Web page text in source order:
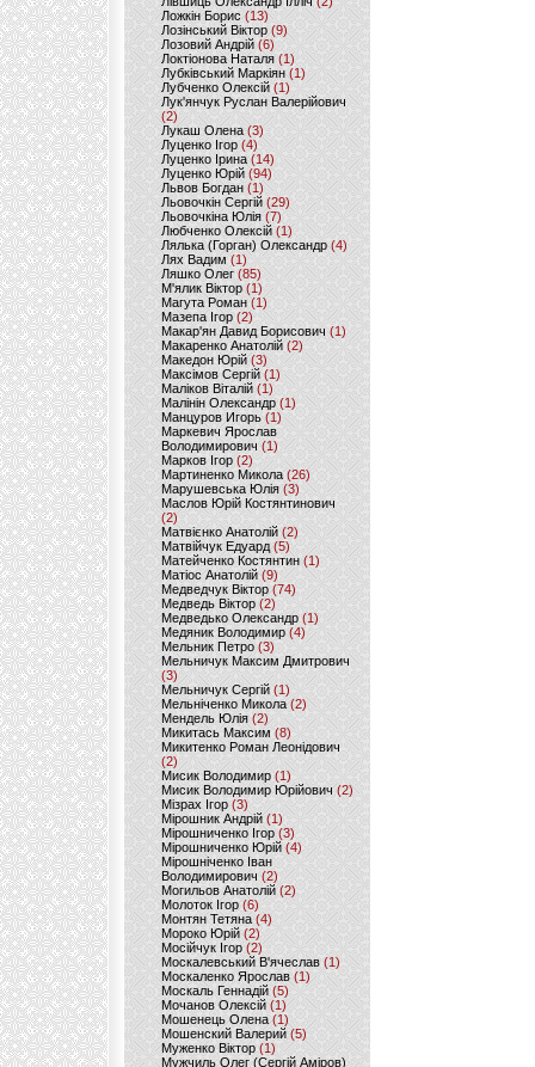
Ложкін Борис(13)
Лозінський Віктор(9)
Лозовий Андрій (6)
Локтіонова Наталя (1)
Лубківський Маркіян(1)
Лубченко Олексій (1)
Лук'янчук Руслан Валерійович
(2)
Лукаш Олена (3)
Луценко Ігор (4)
Луценко Ірина (14)
Луценко Юрій (94)
Львов Богдан (1)
Льовочкін Сергій (29)
Льовочкіна Юлія(7)
Любченко Олексій(1)
Лялька (Горган) Олександр(4)
Лях Вадим (1)
Ляшко Олег (85)
М'ялик Віктор(1)
Магута Роман(1)
Мазепа Ігор (2)
Макар'ян Давид Борисович(1)
Макаренко Анатолій (2)
Македон Юрій(3)
Максімов Сергій (1)
Маліков Віталій (1)
Малінін Олександр (1)
Манцуров Игорь (1)
Маркевич Ярослав
Володимирович (1)
Марков Ігор (2)
Мартиненко Микола (26)
Марушевська Юлія (3)
Маслов Юрій Костянтинович
(2)
Матвієнко Анатолій (2)
Матвійчук Едуард(5)
Матейченко Костянтин (1)
Матіос Анатолій (9)
Медведчук Віктор(74)
Медведь Віктор (2)
Медведько Олександр (1)
Медяник Володимир(4)
Мельник Петро (3)
Мельничук Максим Дмитрович
(3)
Мельничук Сергій (1)
Мельніченко Микола (2)
Мендель Юлія (2)
Микитась Максим (8)
Микитенко Роман Леонідович
(2)
Мисик Володимир (1)
Мисик Володимир Юрійович(2)
Мізрах Ігор(3)
Мірошник Андрій(1)
Мірошниченко Ігор (3)
Мірошниченко Юрій(4)
Мірошніченко Іван
Володимирович (2)
Могильов Анатолій (2)
Молоток Ігор (6)
Монтян Тетяна (4)
Мороко Юрій(2)
Мосійчук Ігор (2)
Москалевський В'ячеслав (1)
Москаленко Ярослав (1)
Москаль Геннадій (5)
Мочанов Олексій(1)
Мошенець Олена(1)
Мошенский Валерий (5)
Муженко Віктор (1)
Мужчиль Олег (Сергій Аміров)